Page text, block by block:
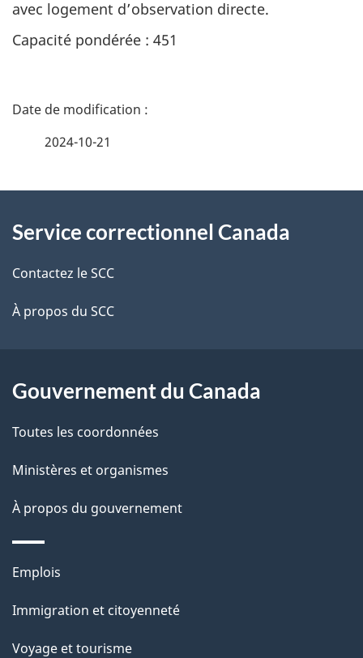
avec logement d’observation directe.
Capacité pondérée : 451
D
i
l
s
e
p
a
2024-10-21
propos
de
ce
Service correctionnel Canada
Contactez le SCC
À propos du SCC
Gouvernement du Canada
Toutes les coordonnées
Ministères et organismes
À propos du gouvernement
Thèmes
sujets
Emplois
Immigration et citoyenneté
Voyage et tourisme